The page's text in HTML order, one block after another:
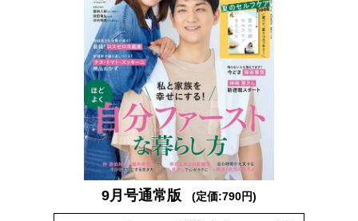
9月号通常版 (定価:790円)